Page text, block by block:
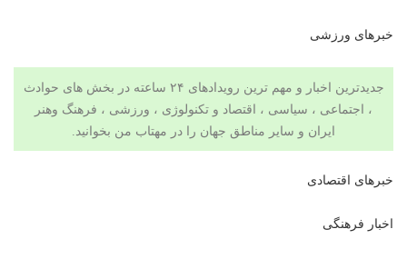
خبرهای ورزشی
جدیدترین اخبار و مهم ترین رویدادهای ۲۴ ساعته در بخش های حوادث
، اجتماعی ، سیاسی ، اقتصاد و تکنولوژی ، ورزشی ، فرهنگ وهنر
ایران و سایر مناطق جهان را در مهتاب من بخوانید.
خبرهای اقتصادی
اخبار فرهنگی